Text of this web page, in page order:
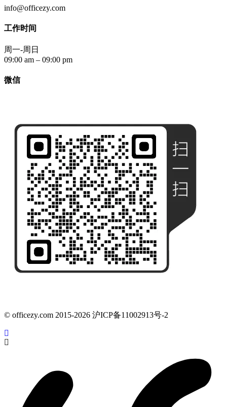
info@officezy.com
工作时间
周一-周日
09:00 am – 09:00 pm
微信
© officezy.com 2015-2026 沪ICP备11002913号-2